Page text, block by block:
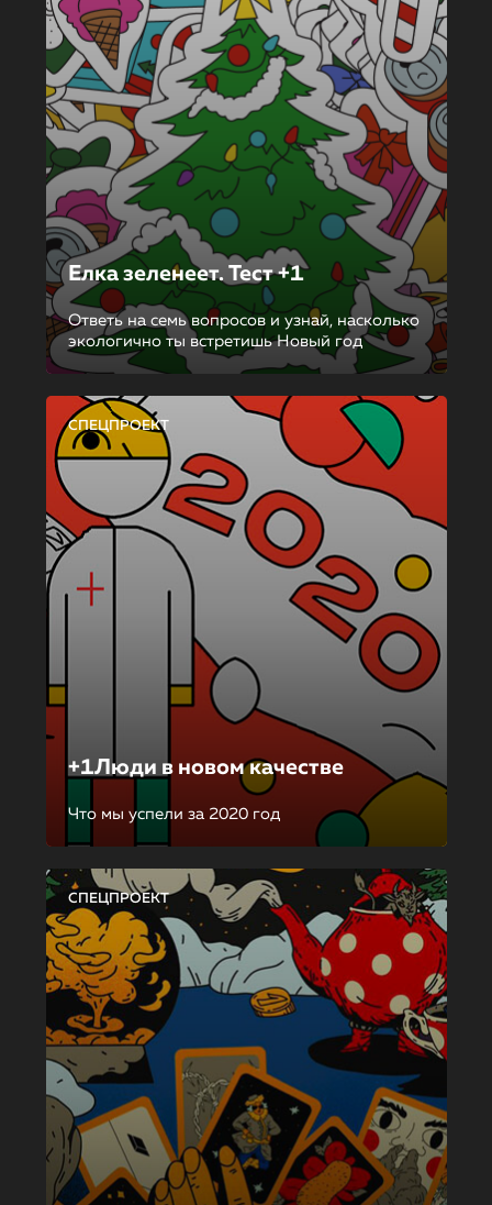
Елка зеленеет. Тест +1
Ответь на семь вопросов и узнай, насколько
экологично ты встретишь Новый год
СПЕЦПРОЕКТ
+1Люди в новом качестве
Что мы успели за 2020 год
СПЕЦПРОЕКТ